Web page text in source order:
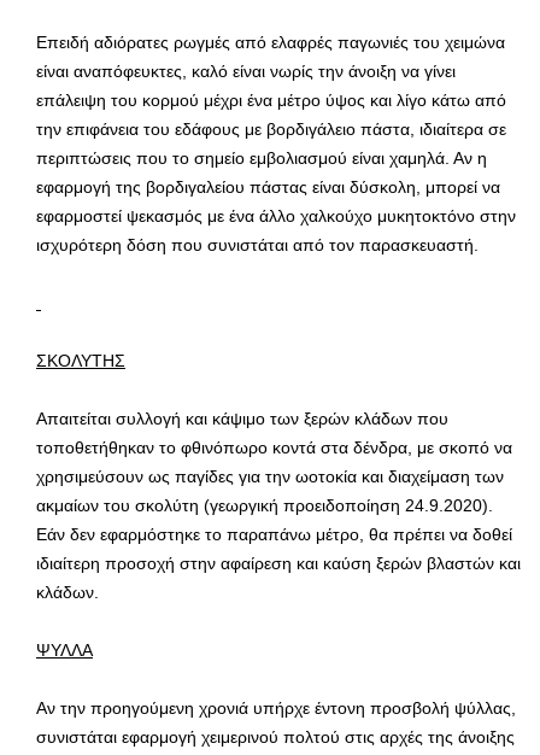
Επειδή αδιόρατες ρωγμές από ελαφρές παγωνιές του χειμώνα
είναι αναπόφευκτες, καλό είναι νωρίς την άνοιξη να γίνει
επάλειψη του κορμού μέχρι ένα μέτρο ύψος και λίγο κάτω από
την επιφάνεια του εδάφους με βορδιγάλειο πάστα, ιδιαίτερα σε
περιπτώσεις που το σημείο εμβολιασμού είναι χαμηλά. Αν η
εφαρμογή της βορδιγαλείου πάστας είναι δύσκολη, μπορεί να
εφαρμοστεί ψεκασμός με ένα άλλο χαλκούχο μυκητοκτόνο στην
ισχυρότερη δόση που συνιστάται από τον παρασκευαστή.
ΣΚΟΛΥΤΗΣ
Απαιτείται συλλογή και κάψιμο των ξερών κλάδων που
τοποθετήθηκαν το φθινόπωρο κοντά στα δένδρα, με σκοπό να
χρησιμεύσουν ως παγίδες για την ωοτοκία και διαχείμαση των
ακμαίων του σκολύτη (γεωργική προειδοποίηση 24.9.2020).
Εάν δεν εφαρμόστηκε το παραπάνω μέτρο, θα πρέπει να δοθεί
ιδιαίτερη προσοχή στην αφαίρεση και καύση ξερών βλαστών και
κλάδων.
ΨΥΛΛΑ
Αν την προηγούμενη χρονιά υπήρχε έντονη προσβολή ψύλλας,
συνιστάται εφαρμογή χειμερινού πολτού στις αρχές της άνοιξης